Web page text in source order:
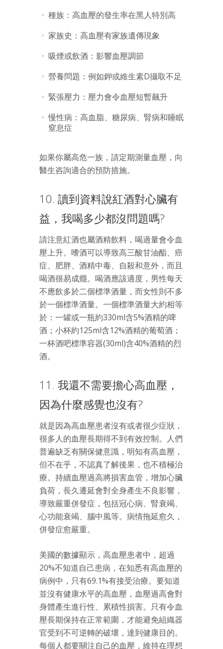
種族：高血壓的發生率在黑人特別高
家族史：高血壓有家族遺傳現象
吸煙或飲酒：影響血壓調節
營養問題：例如鉀或維生素D攝取不足
緊張壓力：壓力會令血壓短暫飆升
慢性病：高血脂、糖尿病、腎病和睡眠
窒息症
如果你屬高危一族，請定期測量血壓，向
醫生咨詢適合的預防措施。
10. 讀到資料說紅酒對心臟有
益，我喝多少都沒問題嗎?
請注意紅酒也屬酒精飲料，喝過量會令血
壓上升。嗜酒可以導致高三酸甘油酯、癌
症、肥胖、酒精中毒、自殺和意外，而且
喝酒很易成癮。喝酒應該適度，男性每天
不應飲多於二個標準酒量，而女性則不多
於一個標準酒量。一個標準酒量大約相等
於：一罐或一瓶約330ml含5%酒精的啤
酒；小杯約125ml含12%酒精的葡萄酒；
一杯酒吧標準容器(30ml)含40%酒精的烈
酒。
11. 我還不需要擔心高血壓，
因為什麼感覺也沒有?
就是因為高血壓患者沒有或者很少症狀，
很多人的血壓長期得不到有效控制。人們
普遍缺乏有關保健意識，明知有高血壓，
但不在乎，不認真了解後果，也不積極治
療。持續血壓過高將損害血管，增加心臟
負荷，長久遷延會對全身產生不良影響，
導致嚴重併發症，包括冠心病、腎衰竭、
心功能衰竭、腦中風等。病情拖延愈久，
併發症愈嚴重。
美國的數據顯示，高血壓患者中，超過
20%不知道自己患病，在知悉有高血壓的
病例中，只有69.1%有接受治療。要知道
並沒有健康水平的高血壓，血壓過高會對
身體產生進行性、累積性損害。只有令血
壓長期保持在正常範圍，才能避免組織器
官受到不可逆轉的破壞，達到健康目的。
每個人都要關注自己的血壓，維持在理想